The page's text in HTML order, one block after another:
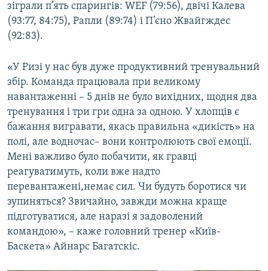
зіграли п’ять спарингів: WEF (79:56), двічі Калева
(93:77, 84:75), Рапли (89:74) і П’єно Жвайгждес
(92:83).
«У Ризі у нас був дуже продуктивний тренувальний
збір. Команда працювала при великому
навантаженні – 5 днів не було вихідних, щодня два
тренування і три гри одна за одною. У хлопців є
бажання вигравати, якась правильна «дикість» на
полі, але водночас– вони контролюють свої емоції.
Мені важливо було побачити, як гравці
реагуватимуть, коли вже надто
перевантажені,немає сил. Чи будуть боротися чи
зупиняться? Звичайно, завжди можна краще
підготуватися, але наразі я задоволений
командою», – каже головний тренер «Київ-
Баскета» Айнарс Багатскіс.